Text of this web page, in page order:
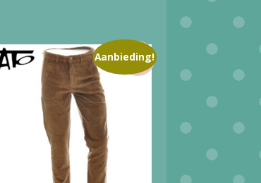
Aanbieding!